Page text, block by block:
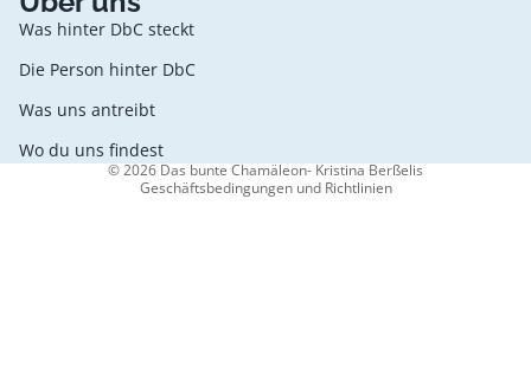
Was hinter DbC steckt
Die Person hinter DbC
Was uns antreibt
Wo du uns findest
© 2026Das bunte Chamäleon- Kristina Berßelis
Geschäftsbedingungen und Richtlinien
AGB
Kontaktinformationen
Impressum
Versand